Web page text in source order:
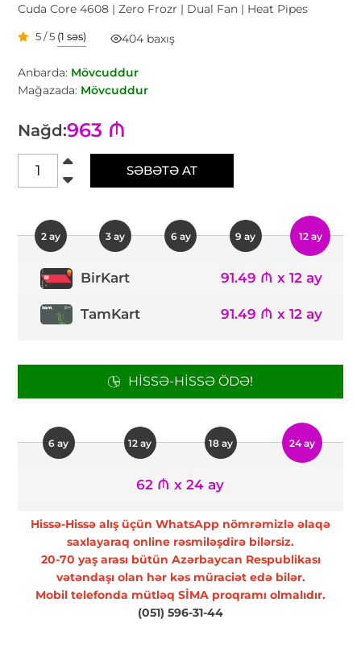
Cuda Core 4608 | Zero Frozr | Dual Fan | Heat Pipes
5 / 5 (1 səs) 404 baxış
Anbarda: Mövcuddur
Mağazada: Mövcuddur
Nağd:963 ₼
SƏBƏTƏ AT
2 ay 3 ay 6 ay 9 ay 12 ay
BirKart 91.49 ₼ x 12 ay
TamKart 91.49 ₼ x 12 ay
HISSƏ-HISSƏ ÖDƏ!
6 ay 12 ay 18 ay 24 ay
62 ₼ x 24 ay
Hissə-Hissə alış üçün WhatsApp nömrəmizlə əlaqə
saxlayaraq online rəsmiləşdirə bilərsiz.
20-70 yaş arası bütün Azərbaycan Respublikası
vətəndaşı olan hər kəs müraciət edə bilər.
Mobil telefonda mütləq SİMA proqramı olmalıdır.
(051) 596-31-44